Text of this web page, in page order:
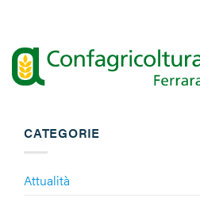
contenuti
CATEGORIE
Attualità